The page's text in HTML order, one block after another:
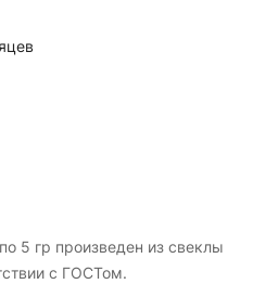
5 гр произведен из свеклы
с ГОСТом.